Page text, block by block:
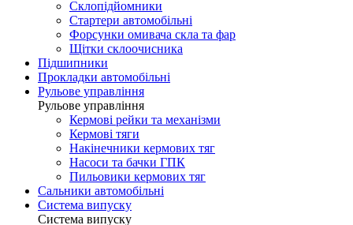
Склопідйомники
Стартери автомобільні
Форсунки омивача скла та фар
Щітки склоочисника
Підшипники
Прокладки автомобільні
Рульове управління
Рульове управління
Кермові рейки та механізми
Кермові тяги
Накінечники кермових тяг
Насоси та бачки ГПК
Пильовики кермових тяг
Сальники автомобільні
Система випуску
Система випуску